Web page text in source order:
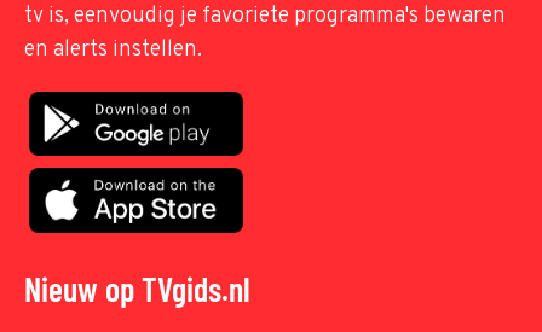
tv is, eenvoudig je favoriete programma's bewaren
en alerts instellen.
Nieuw op TVgids.nl